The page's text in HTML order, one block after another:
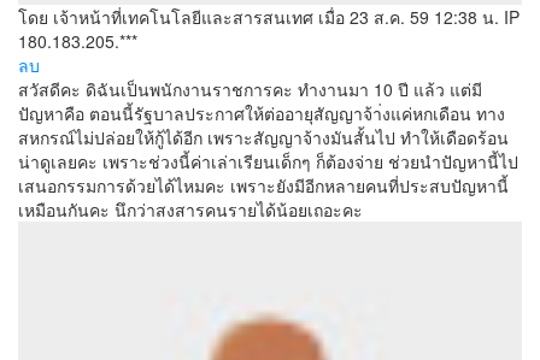
โดย เจ้าหน้าที่เทคโนโลยีและสารสนเทศ เมื่อ 23 ส.ค. 59 12:38 น. IP
180.183.205.***
ลบ
สวัสดีคะ ดิฉันเป็นพนักงานราชการคะ ทำงานมา 10 ปี แล้ว แต่มี
ปัญหาคือ ตอนนี้รัฐบาลประกาศให้ต่ออายุสัญญาจ้า่งแค่หกเดือน ทาง
สหกรณ์ไม่ปล่อยให้กู้ได้อีก เพราะสัญญาจ้างมันสั้นไป ทำให้เดือดร้อน
น่าดูเลยคะ เพราะช่วงนี้ค่าเล่าเรียนเด็กๆ ก็ต้องจ่าย ช่วยนำปัญหานี้ไป
เสนอกรรมการด้วยได้ไหมคะ เพราะยังมีอีกหลายคนที่ประสบปัญหานี้
เหมือนกันคะ นึกว่าสงสารคนรายได้น้อยเถอะคะ